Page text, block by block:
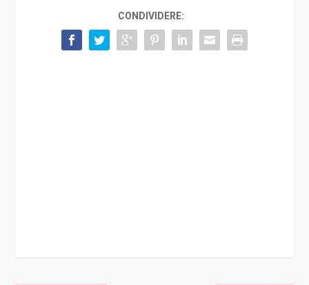
CONDIVIDERE: